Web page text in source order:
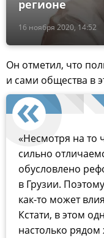
16 ноября 2020, 14:52
регионе
Он отметил, что
и сами общества в
«Несмотря на то
сильно
обусловлено
в Грузии.
как-то может
Кстати, в этом
настолько